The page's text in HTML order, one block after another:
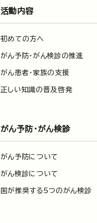
活動内容
初めての方へ
がん予防・がん検診の推進
がん患者・家族の支援
正しい知識の普及啓発
がん予防・がん検診
がん予防について
がん検診について
国が推奨する5つのがん検診